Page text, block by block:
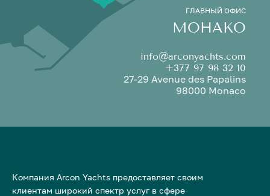
ГЛАВНЫЙ ОФИС
МОНАКО
info@arconyachts.com
+377 97 98 32 10
27-29 Avenue des Papalins
98000 Monaco
Компания Arcon Yachts предоставляет своим
клиентам широкий спектр услуг в сфере